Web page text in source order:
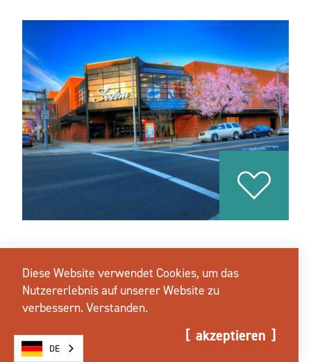
SALEM CENTER MALL
401 Center St. NE
Salem, Oregon 97301
Diese Website verwendet Cookies, um das
Nutzererlebnis auf unserer Website zu
verbessern.Verstanden.
akzeptieren
DE